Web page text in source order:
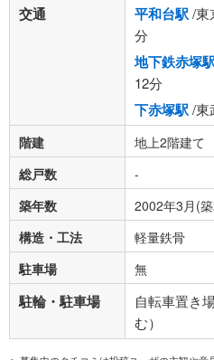
交通 平和台駅/東
分
地下鉄赤塚
12分
下赤塚駅/東
階建
地上2階建て
総戸数
-
築年数
2002年3月(
構造・工法
軽量鉄骨
駐車場
無
駐輪・駐車場
自転車置き
む）